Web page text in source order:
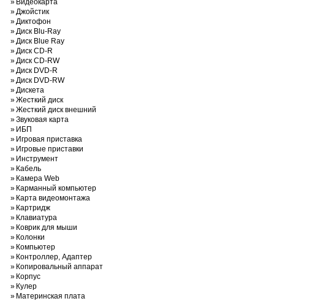
» Видеокарта
»Джойстик
»Диктофон
»Диск Blu-Ray
»Диск Blue Ray
»Диск CD-R
»Диск CD-RW
»Диск DVD-R
»Диск DVD-RW
»Дискета
»Жесткий диск
»Жесткий диск внешний
»Звуковая карта
» ИБП
» Игровая приставка
» Игровые приставки
» Инструмент
» Кабель
» Камера Web
» Карманный компьютер
» Карта видеомонтажа
» Картридж
» Клавиатура
» Коврик для мыши
» Колонки
» Компьютер
» Контроллер, Адаптер
» Копировальный аппарат
» Корпус
» Кулер
» Материнская плата